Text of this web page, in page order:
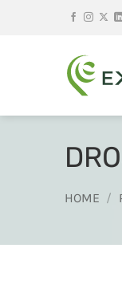
HOME /